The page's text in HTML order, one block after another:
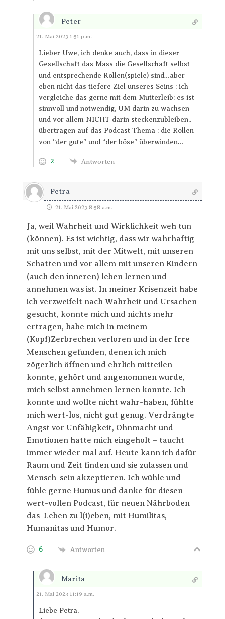
Peter
Antworten
21. Mai 2023 1:51 p.m.
Lieber Uwe, ich denke auch, dass in dieser
Gesellschaft das Mass die Gesellschaft selbst
und entsprechende Rollen(spiele) sind…aber
eben nicht das tiefere Ziel unseres Seins : ich
vergleiche das gerne mit dem Mutterleib: es ist
sinnvoll und notwendig, UM darin zu wachsen
und vor allem NICHT darin steckenzubleiben..
übertragen auf das Podcast Thema : die Rollen
von “der gute” und “der böse” überwinden…
2 Antworten
Petra
21. Mai 2023 8:58 a.m.
Ja, weil Wahrheit und Wirklichkeit weh tun
(können). Es ist wichtig, dass wir wahrhaftig
mit uns selbst, mit der Mitwelt, mit unseren
Schatten und vor allem mit unseren Kindern
(auch den inneren) leben lernen und
annehmen was ist. In meiner Krisenzeit habe
ich verzweifelt nach Wahrheit und Ursachen
gesucht, konnte mich und nichts mehr
ertragen, habe mich in meinem
(Kopf)Zerbrechen verloren und in der Irre
Menschen gefunden, denen ich mich
zögerlich öffnen und ehrlich mitteilen
konnte, gehört und angenommen wurde,
mich selbst annehmen lernen konnte. Ich
konnte und wollte nicht wahr-haben, fühlte
mich wert-los, nicht gut genug. Verdrängte
Angst vor Unfähigkeit, Ohnmacht und
Emotionen hatte mich eingeholt – taucht
immer wieder mal auf. Heute kann ich dafür
Raum und Zeit finden und sie zulassen und
Mensch-sein akzeptieren. Ich wühle und
fühle gerne Humus und danke für diesen
wert-vollen Podcast, für neuen Nährboden
das Leben zu l(i)eben, mit Humilitas,
Humanitas und Humor.
6 Antworten
Marita
Antworten
21. Mai 2023 11:19 a.m.
Liebe Petra,